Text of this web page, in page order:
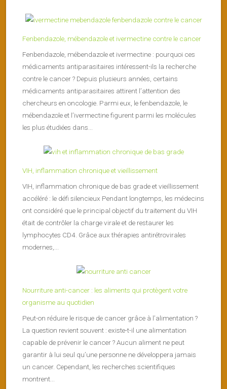
Fenbendazole, mébendazole et ivermectine contre le cancer
Fenbendazole, mébendazole et ivermectine : pourquoi ces
médicaments antiparasitaires intéressent-ils la recherche
contre le cancer ? Depuis plusieurs années, certains
médicaments antiparasitaires attirent l’attention des
chercheurs en oncologie. Parmi eux, le fenbendazole, le
mébendazole et l’ivermectine figurent parmi les molécules
les plus étudiées dans...
VIH, inflammation chronique et vieillissement
VIH, inflammation chronique de bas grade et vieillissement
accéléré : le défi silencieux Pendant longtemps, les médecins
ont considéré que le principal objectif du traitement du VIH
était de contrôler la charge virale et de restaurer les
lymphocytes CD4. Grâce aux thérapies antirétrovirales
modernes,...
Nourriture anti-cancer : les aliments qui protègent votre
organisme au quotidien
Peut-on réduire le risque de cancer grâce à l’alimentation ?
La question revient souvent : existe-t-il une alimentation
capable de prévenir le cancer ? Aucun aliment ne peut
garantir à lui seul qu’une personne ne développera jamais
un cancer. Cependant, les recherches scientifiques
montrent...